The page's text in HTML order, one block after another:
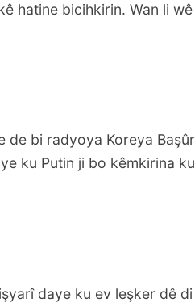
hatine bicihkirin. Wan li
de bi radyoya Koreya
ku Putin ji bo kêmkirina
daye ku ev leşker dê